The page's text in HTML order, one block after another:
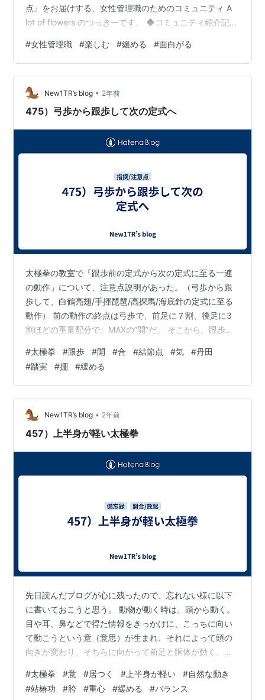
点』をお届けする、女性管理職のためのコミュニティ A
lot of flowers のつっきーです。 ◆コミュニティ紹介記事
ちら ◆メルマガ登録はこちら 【女性管理職のための交流
会】開催予定話すことは放すこと。仕事の話から趣味の
話まで幅広く話しましょう。 ・１０月２７日（日） １
３：３０〜超人気施設である滋賀県にあるラコリーナ近
江八幡の見学ツアーに参加します！…
#女性管理職 #楽しむ #緩める #面白がる
New1TR’s blog • 2年前
475）弓歩から跟歩して次の定式へ
太極拳の教室で「跟歩前の定式から次の定式に至る一連
の動作」について、注意点説明があった。（弓歩から跟
歩して、白鶴亮翅/手揮琵琶/高探馬/海底針の定式に至る
動作） 前の動作の終点は弓歩で、前足に７割、後足に3
割ほどの重量配分で、MAXの”開”だ。 そこから、跟歩動
ーを補充する為の結節点）が有る。 手の動かし方は、次
に来る定式によるので、身体と足の動かし方を中心に下
記すると、 ①弓歩の後足を動かす前に”合”する（”気”の
エネルギーを丹田に集める/蓄える） ②後足と前の手を
繋いだ状態で、前足10割、後足 0 の重量配分迄、踏み込
む（踏実） ③虚領…
#太極拳 #跟歩 #開 #合 #結節点 #気 #丹田
#踏実 #掤 #緩める
New1TR’s blog • 2年前
457）上半身が軽い太極拳
先日読んだブログが心に残ったので、忘れない様に以下
に書いておこうと思う。 動物が動く時は、頭から動く。
目や耳、鼻などで得た情報をきっかけに、こっちに向い
て動こうという意（意思）が生まれ、それによって頭の
向きが変わり、そちらに向かって前足と胴体が動く。後
いという意が先に有って、胴体を前に運ぶ、頭と胴体が
先に動いて後から脚が追いかける。全身が丸ごと動く事
#太極拳 #意 #居つく # 上半身が軽い #自然な動き
#站椿功 #胯 #重心 #緩める #バランス